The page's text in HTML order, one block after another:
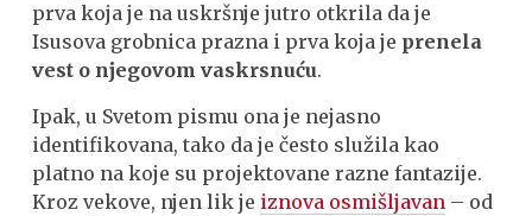
prva koja je na uskršnje jutro otkrila da je
Isusova grobnica prazna i prva koja je prenela
vest o njegovom vaskrsnuću.
Ipak, u Svetom pismu ona je nejasno
identifikovana, tako da je često služila kao
platno na koje su projektovane razne fantazije.
Kroz vekove, njen lik je iznova osmišljavan – od